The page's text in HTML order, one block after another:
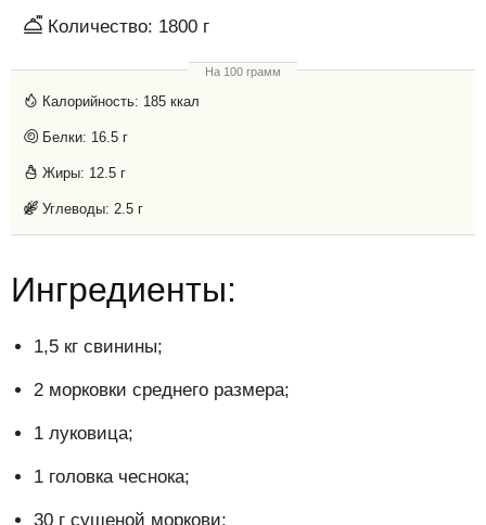
Количество: 1800 г
На 100 грамм
Калорийность: 185 ккал
Белки: 16.5 г
Жиры: 12.5 г
Углеводы: 2.5 г
Ингредиенты:
1,5 кг свинины;
2 морковки среднего размера;
1 луковица;
1 головка чеснока;
30 г сушеной моркови;